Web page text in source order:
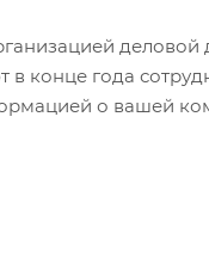
деловой
в конце года
о вашей